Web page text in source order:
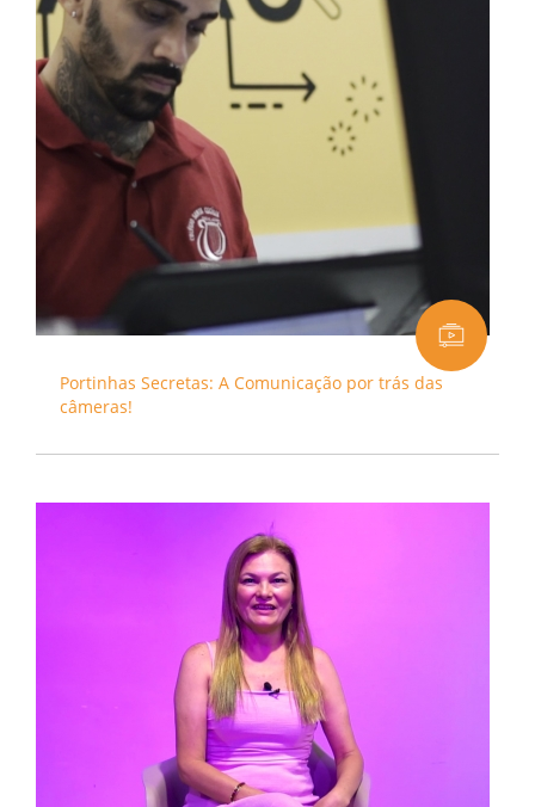
Portinhas Secretas: A Comunicação por trás das
câmeras!